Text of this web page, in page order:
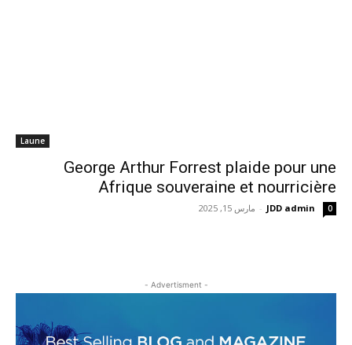
Laune
George Arthur Forrest plaide pour une
Afrique souveraine et nourricière
JDD admin
- مارس 15, 2025 0
- Advertisment -